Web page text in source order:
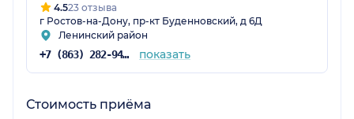
4.523 отзыва
г Ростов-на-Дону, пр-кт Буденновский, д 6Д
Ленинский район
+7 (863) 282-94-47 показать
Стоимость приёма